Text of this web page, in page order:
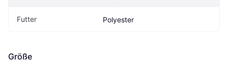
Futter Polyester
Größe